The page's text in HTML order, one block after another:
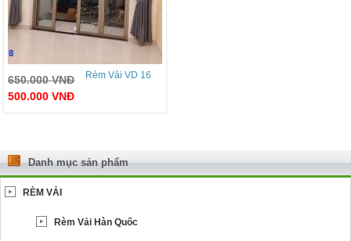
Rèm Vải VD 16
650.000VNĐ
500.000 VNĐ
Danh mục sản phẩm
RÈM VẢI
Rèm Vải Hàn Quốc